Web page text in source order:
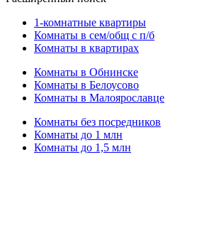
1-комнатные квартиры
Комнаты в сем/общ с п/б
Комнаты в квартирах
Комнаты в Обнинске
Комнаты в Белоусово
Комнаты в Малоярославце
Комнаты без посредников
Комнаты до 1 млн
Комнаты до 1,5 млн